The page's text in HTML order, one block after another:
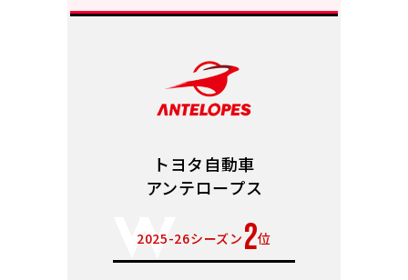
トヨタ自動車
アンテロープス
2025-26シーズン 2位